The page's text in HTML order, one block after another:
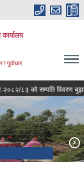
कार्यालय
पुर्वाधार
८३ को सम्पति विवरण बुझाउने